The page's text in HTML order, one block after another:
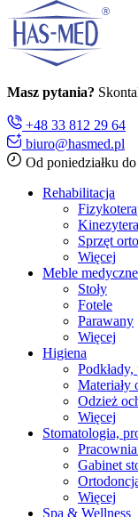
Masz pytania?
+48 33 812 29 64
biuro@hasmed.pl
Od poniedziałku
Rehabilitacja
Sprzęt
Więcej
Meble medyczne
Stoły
Fotele
Parawany
Więcej
Higiena
Materiały
Odzież
Więcej
Stomatologia,
Gabinet
Więcej
Spa & Wellness